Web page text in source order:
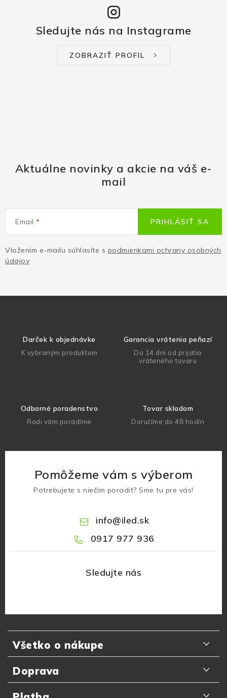
Sledujte nás na Instagrame
ZOBRAZIŤ PROFIL
Aktuálne novinky a akcie na váš e-
mail
Email
Vložením e-mailu súhlasíte s podmienkami ochrany osobných
údajov
PRIHLÁSIŤ SA
Darček k objednávke
K vybraným produktom
Garancia vrátenia peňazí
Do 14 dní od prijatia
vráteného tovaru
Odborné poradenstvo
Radi vám poradíme
Tovar skladom
Doručíme do 48 hodín
Pomôžeme vám s výberom
Potrebujete s niečím poradiť? Sme tu pre vás!
info@iled.sk
0917 977 936
Všetko o nákupe
Odporúčania zákazníkov
Najčastejšie otázky
Doprava
Doručenie kuriérom GLS